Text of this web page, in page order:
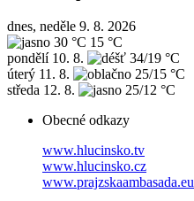
dnes, neděle 9. 8. 2026
30 °C 15 °C
pondělí 10. 8.
34/19 °C
úterý 11. 8.
25/15 °C
středa 12. 8.
25/12 °C
Obecné odkazy
www.hlucinsko.tv
www.hlucinsko.cz
www.prajzskaambasada.eu